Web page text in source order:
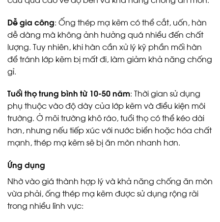
Dễ gia công: Ống thép mạ kẽm có thể cắt, uốn, hàn
dễ dàng mà không ảnh hưởng quá nhiều đến chất
lượng. Tuy nhiên, khi hàn cần xử lý kỹ phần mối hàn
để tránh lớp kẽm bị mất đi, làm giảm khả năng chống
gỉ.
Tuổi thọ trung bình từ 10-50 năm: Thời gian sử dụng
phụ thuộc vào độ dày của lớp kẽm và điều kiện môi
trường. Ở môi trường khô ráo, tuổi thọ có thể kéo dài
hơn, nhưng nếu tiếp xúc với nước biển hoặc hóa chất
mạnh, thép mạ kẽm sẽ bị ăn mòn nhanh hơn.
Ứng dụng
Nhờ vào giá thành hợp lý và khả năng chống ăn mòn
vừa phải, ống thép mạ kẽm được sử dụng rộng rãi
trong nhiều lĩnh vực: